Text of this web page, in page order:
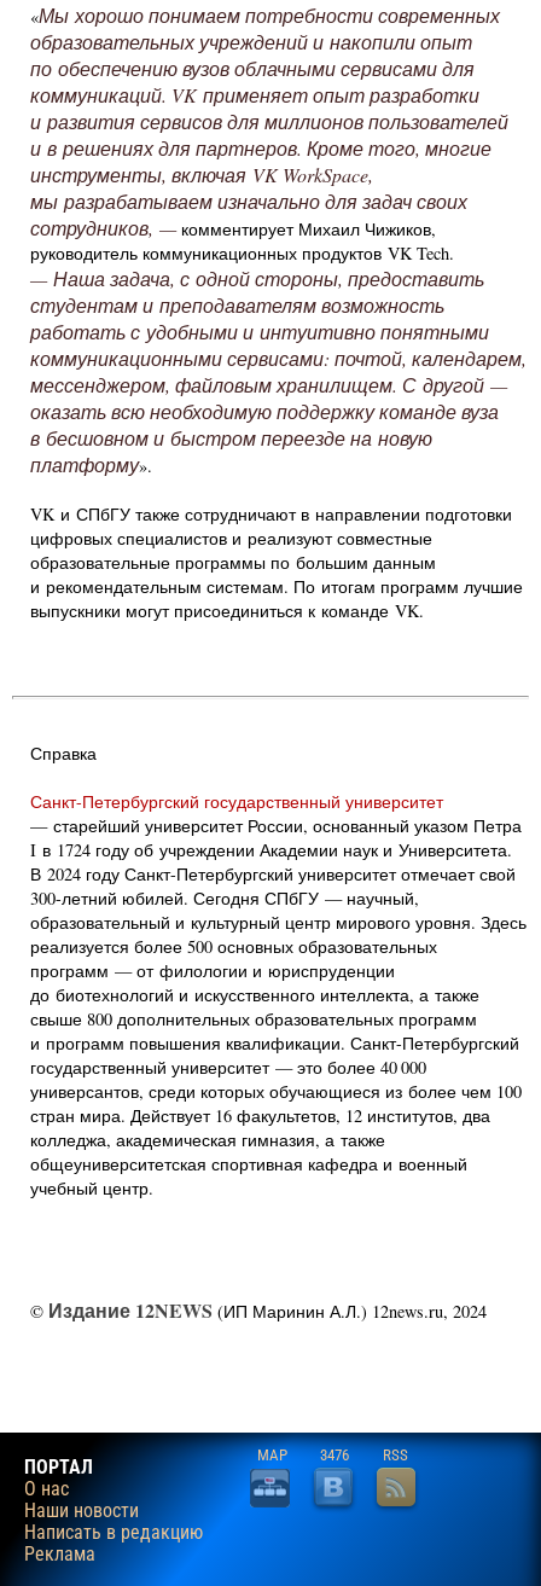
«Мы хорошо понимаем потребности современных
образовательных учреждений и накопили опыт
по обеспечению вузов облачными сервисами для
коммуникаций. VK применяет опыт разработки
и развития сервисов для миллионов пользователей
и в решениях для партнеров. Кроме того, многие
инструменты, включая VK WorkSpace,
мы разрабатываем изначально для задач своих
сотрудников, — комментирует Михаил Чижиков,
руководитель коммуникационных продуктов VK Tech.
— Наша задача, с одной стороны, предоставить
студентам и преподавателям возможность
работать с удобными и интуитивно понятными
коммуникационными сервисами: почтой, календарем,
мессенджером, файловым хранилищем. С другой —
оказать всю необходимую поддержку команде вуза
в бесшовном и быстром переезде на новую
платформу».
VK и СПбГУ также сотрудничают в направлении подготовки
цифровых специалистов и реализуют совместные
образовательные программы по большим данным
и рекомендательным системам. По итогам программ лучшие
выпускники могут присоединиться к команде VK.
Справка
Санкт-Петербургский государственный университет
— старейший университет России, основанный указом Петра
I в 1724 году об учреждении Академии наук и Университета.
В 2024 году Санкт-Петербургский университет отмечает свой
300-летний юбилей. Сегодня СПбГУ — научный,
образовательный и культурный центр мирового уровня. Здесь
реализуется более 500 основных образовательных
программ — от филологии и юриспруденции
до биотехнологий и искусственного интеллекта, а также
свыше 800 дополнительных образовательных программ
и программ повышения квалификации. Санкт-Петербургский
государственный университет — это более 40 000
универсантов, среди которых обучающиеся из более чем 100
стран мира. Действует 16 факультетов, 12 институтов, два
колледжа, академическая гимназия, а также
общеуниверситетская спортивная кафедра и военный
учебный центр.
© Издание 12NEWS (ИП Маринин А.Л.) 12news.ru, 2024
ПОРТАЛ
О нас
Наши новости
Написать в редакцию
Реклама
MAP 3476 RSS